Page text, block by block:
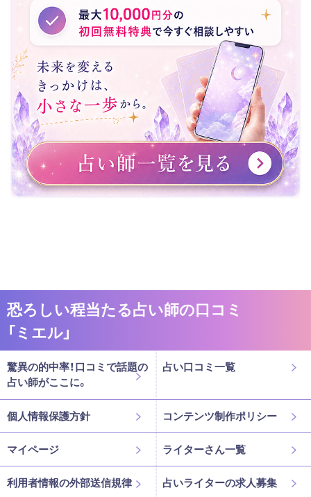
恐ろしい程当たる占い師の口コミ
「ミエル」
驚異の的中率！口コミで話題の
占い師がここに。
占い口コミ一覧
個人情報保護方針 コンテンツ制作ポリシー
マイページ ライターさん一覧
利用者情報の外部送信規律 占いライターの求人募集